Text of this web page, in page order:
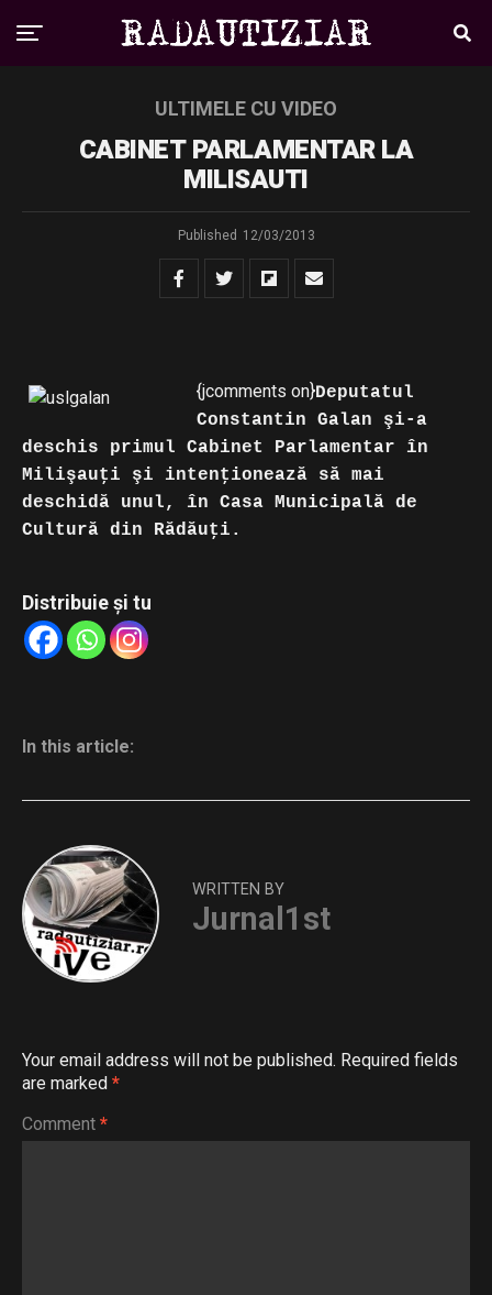
ULTIMELE CU VIDEO
CABINET PARLAMENTAR LA
MILISAUTI
Published 12/03/2013
{jcomments on}Deputatul
Constantin Galan şi-a
deschis primul Cabinet Parlamentar în
Milişauţi şi intenţionează să mai
deschidă unul, în Casa Municipală de
Cultură din Rădăuţi.
Distribuie și tu
In this article:
WRITTEN BY
Jurnal1st
Your email address will not be published. Required fields
are marked *
Comment *